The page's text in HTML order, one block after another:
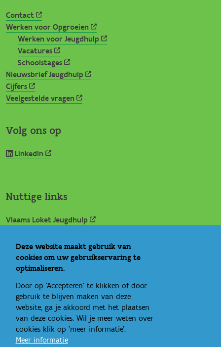
Deze website maakt gebruik van
cookies om uw gebruikservaring te
optimaliseren.
Door op 'Accepteren' te klikken of door
gebruik te blijven maken van deze
website, ga je akkoord met het plaatsen
van deze cookies. Wil je meer weten over
cookies klik op 'meer informatie'.
Meer informatie
Contact
Werken voor Opgroeien
Werken voor Jeugdhulp
Vacatures
Schoolstages
Nieuwsbrief Jeugdhulp
Cijfers
Veelgestelde vragen
Volg ons op
LinkedIn
Nuttige links
Vlaams Loket Jeugdhulp
Signs of Safety
Rechtspositie minderjarige
Ideale wereld
Eén gezin, één plan